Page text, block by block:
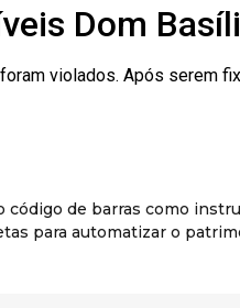
Dom
violados. Após serem
código de barras como
para automatizar o